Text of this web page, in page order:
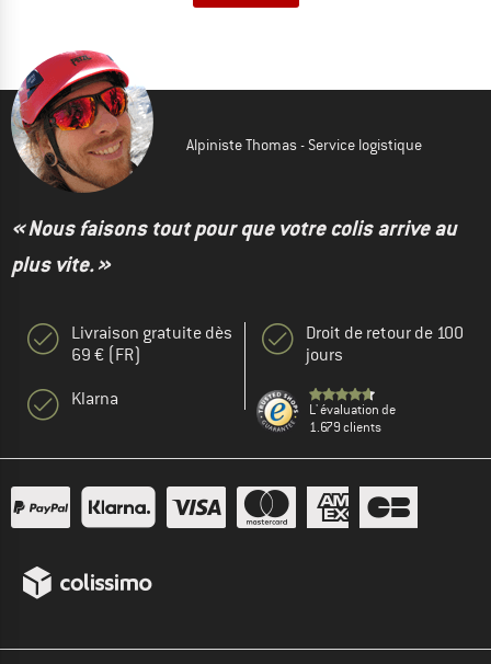
Alpiniste Thomas - Service logistique
« Nous faisons tout pour que votre colis arrive au
plus vite. »
Livraison gratuite dès
69 € (FR)
Klarna
Droit de retour de 100
jours
L' évaluation de
1.679 clients